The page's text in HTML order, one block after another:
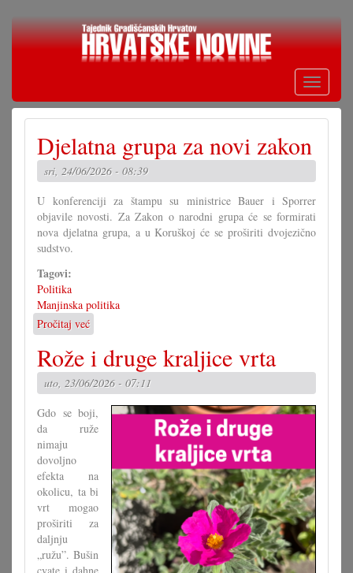
Skoči
Toggle
Djelatna grupa za novi zakon
sri, 24/06/2026 - 08:39
U konferenciji za štampu su ministrice Bauer i Sporrer
objavile novosti. Za Zakon o narodni grupa će se formirati
nova djelatna grupa, a u Koruškoj će se proširiti dvojezično
sudstvo.
Tagovi:
Politika
Manjinska politika
Pročitaj već
Djelatna
grupa
za
novi
zakon
Rože i druge kraljice vrta
uto, 23/06/2026 - 07:11
Gdo se boji,
da ruže
nimaju
dovoljno
efekta na
okolicu, ta bi
vrt mogao
proširiti za
daljnju
„ružu”. Bušin